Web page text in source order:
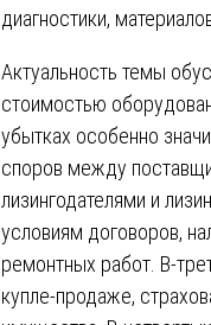
диагностики,
Актуальность темы
стоимостью
убытках особенно
споров между
лизингодателями и
условиям договоров,
ремонтных работ. В-
купле-продаже,